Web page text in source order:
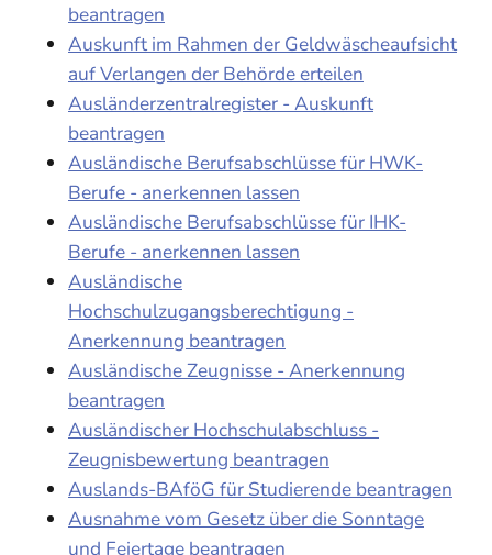
beantragen
Auskunft im Rahmen der Geldwäscheaufsicht
auf Verlangen der Behörde erteilen
Ausländerzentralregister - Auskunft
beantragen
Ausländische Berufsabschlüsse für HWK-
Berufe - anerkennen lassen
Ausländische Berufsabschlüsse für IHK-
Berufe - anerkennen lassen
Ausländische
Hochschulzugangsberechtigung -
Anerkennung beantragen
Ausländische Zeugnisse - Anerkennung
beantragen
Ausländischer Hochschulabschluss -
Zeugnisbewertung beantragen
Auslands-BAföG für Studierende beantragen
Ausnahme vom Gesetz über die Sonntage
und Feiertage beantragen